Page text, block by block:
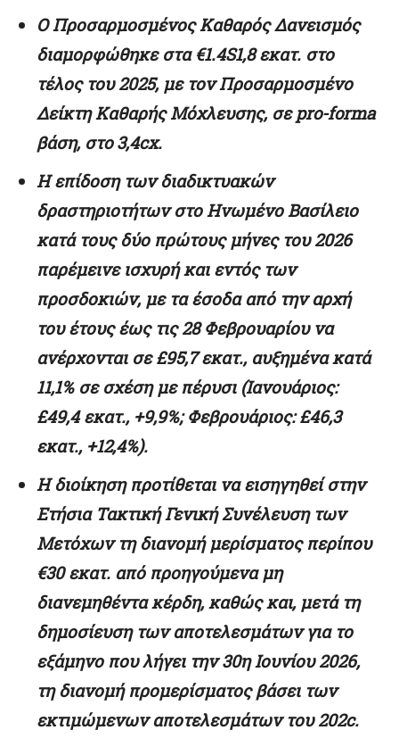
Ο Προσαρμοσμένος Καθαρός Δανεισμός
διαμορφώθηκε στα €1.4S1,8 εκατ. στο
τέλος του 2025, με τον Προσαρμοσμένο
Δείκτη Καθαρής Μόχλευσης, σε pro-forma
βάση, στo 3,4cx.
Η επίδοση των διαδικτυακών
δραστηριοτήτων στο Ηνωμένο Βασίλειο
κατά τους δύο πρώτους μήνες του 2026
παρέμεινε ισχυρή και εντός των
προσδοκιών, με τα έσοδα από την αρχή
του έτους έως τις 28 Φεβρουαρίου να
ανέρχονται σε £95,7εκατ., αυξημένα κατά
11,1% σε σχέση με πέρυσι (Ιανουάριος:
£49,4 εκατ., +9,9%; Φεβρουάριος: £46,3
εκατ., +12,4%).
Η διοίκηση προτίθεται να εισηγηθεί στην
Ετήσια Τακτική Γενική Συνέλευση των
Μετόχων τη διανομή μερίσματος περίπου
€30 εκατ. από προηγούμενα μη
διανεμηθέντα κέρδη, καθώς και, μετά τη
δημοσίευση των αποτελεσμάτων για το
εξάμηνο που λήγει την 30ηΙουνίου 2026,
τη διανομή προμερίσματος βάσει των
εκτιμώμενων αποτελεσμάτων του 202c.